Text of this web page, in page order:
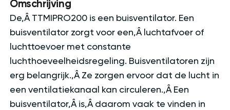
Omschrijving
De‚Â TTMIPRO200 is een buisventilator. Een
buisventilator zorgt voor een‚Â luchtafvoer of
luchttoevoer met constante
luchthoeveelheidsregeling. Buisventilatoren zijn
erg belangrijk.‚Â Ze zorgen ervoor dat de lucht in
een ventilatiekanaal kan circuleren.‚Â Een
buisventilator‚Â is‚Â daarom vaak te vinden in